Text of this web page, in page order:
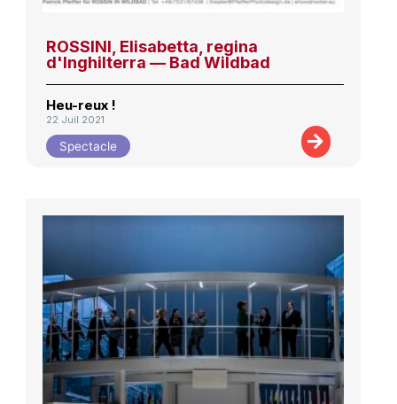
ROSSINI, Elisabetta, regina
d'Inghilterra — Bad Wildbad
Heu-reux !
22 Juil 2021
Spectacle